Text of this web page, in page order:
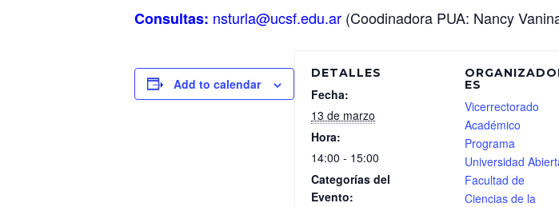
Consultas: nsturla@ucsf.edu.ar (Coodinadora PUA: Nancy
Add to calendar
DETALLES
Fecha:
13 de marzo
Hora:
14:00 - 15:00
Categorías del
Evento:
ES
Vicerrectorado
Académico
Programa
Universidad
Facultad de
Ciencias de la